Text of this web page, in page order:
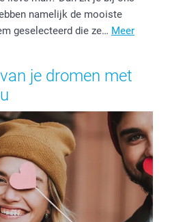
namelijk de mooiste
geselecteerd die ze… Meer
je dromen met